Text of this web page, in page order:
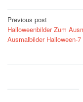
Post
navigation
Previous post
Halloweenbilder Zum
Ausmalbilder Halloween-7